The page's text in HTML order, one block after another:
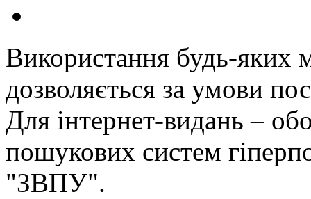
Використання будь-яких
дозволяється за умови
Для інтернет-видань –
пошукових систем
"ЗВПУ".